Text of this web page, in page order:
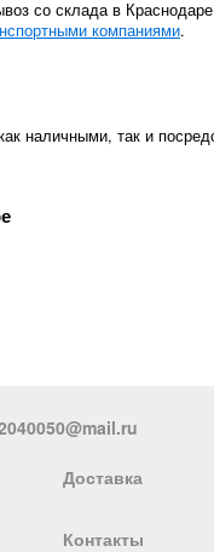
со склада в
компаниями.
наличными, так и
Доставка
Контакты